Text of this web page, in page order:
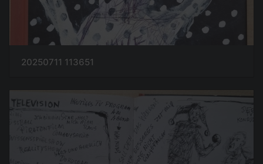
20250711 113651